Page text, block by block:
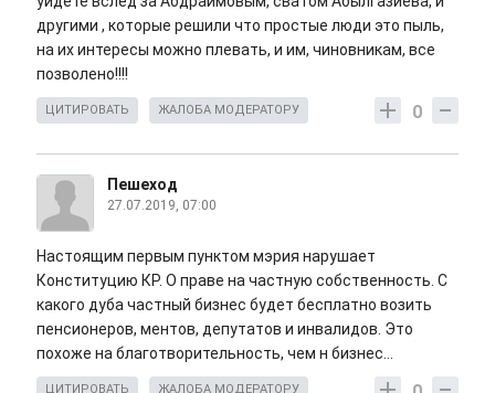
другими , которые решили что простые люди это пыль,
на их интересы можно плевать, и им, чиновникам, все
позволено!!!!
0
ЦИТИРОВАТЬ ЖАЛОБА МОДЕРАТОРУ
Пешеход
27.07.2019, 07:00
Настоящим первым пунктом мэрия нарушает
Конституцию КР. О праве на частную собственность. С
какого дуба частный бизнес будет бесплатно возить
пенсионеров, ментов, депутатов и инвалидов. Это
похоже на благотворительность, чем н бизнес...
ЦИТИРОВАТЬ ЖАЛОБА МОДЕРАТОРУ